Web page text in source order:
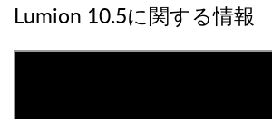
Lumion 10.5に関する情報